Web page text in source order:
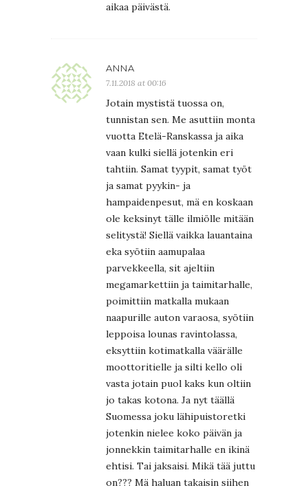
aikaa päivästä.
ANNA
7.11.2018 at 00:16
Jotain mystistä tuossa on,
tunnistan sen. Me asuttiin monta
vuotta Etelä-Ranskassa ja aika
vaan kulki siellä jotenkin eri
tahtiin. Samat tyypit, samat työt
ja samat pyykin- ja
hampaidenpesut, mä en koskaan
ole keksinyt tälle ilmiölle mitään
selitystä! Siellä vaikka lauantaina
eka syötiin aamupalaa
parvekkeella, sit ajeltiin
megamarkettiin ja taimitarhalle,
poimittiin matkalla mukaan
naapurille auton varaosa, syötiin
leppoisa lounas ravintolassa,
eksyttiin kotimatkalla väärälle
moottoritielle ja silti kello oli
vasta jotain puol kaks kun oltiin
jo takas kotona. Ja nyt täällä
Suomessa joku lähipuistoretki
jotenkin nielee koko päivän ja
jonnekkin taimitarhalle en ikinä
ehtisi. Tai jaksaisi. Mikä tää juttu
on??? Mä haluan takaisin siihen